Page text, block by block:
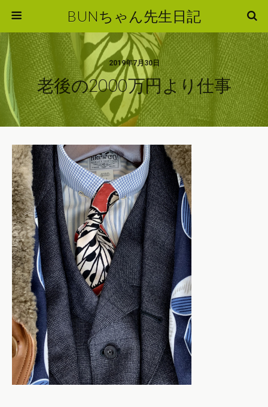
BUNちゃん先生日記
2019年7月30日
老後の2000万円より仕事